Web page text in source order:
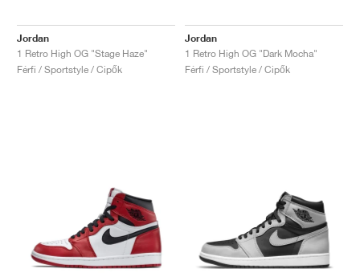
Jordan
1 Retro High OG "Stage Haze"
Férfi / Sportstyle / Cipők
Jordan
1 Retro High OG "Dark Mocha"
Férfi / Sportstyle / Cipők